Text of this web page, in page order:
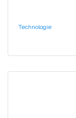
Technologie